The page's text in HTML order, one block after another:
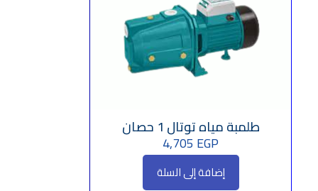
طلمبة مياه توتال 1 حصان
4,705 EGP
إضافة إلى السلة